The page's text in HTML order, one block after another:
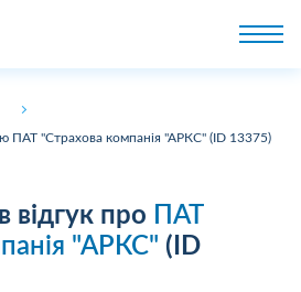
ПАТ "Страхова компанія "АРКС" (ID 13375)
відгук про
ПАТ
"АРКС" (ID